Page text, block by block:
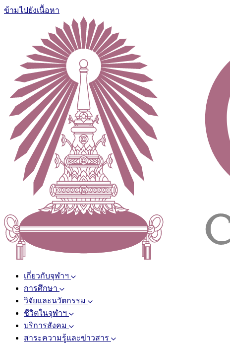
ข้ามไปยังเนื้อหา
เกี่ยวกับจุฬาฯ
การศึกษา
วิจัยและนวัตกรรม
ชีวิตในจุฬาฯ
บริการสังคม
สาระความรู้และข่าวสาร